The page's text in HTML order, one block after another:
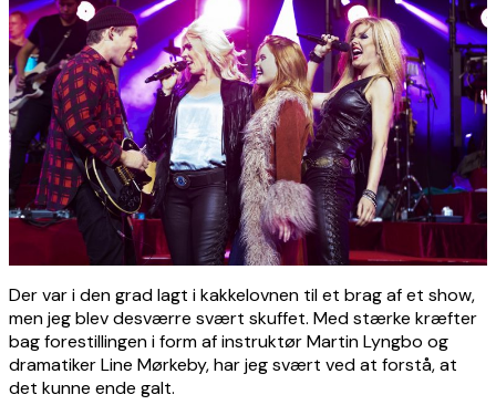
Der var i den grad lagt i kakkelovnen til et brag af et show,
men jeg blev desværre svært skuffet. Med stærke kræfter
bag forestillingen i form af instruktør Martin Lyngbo og
dramatiker Line Mørkeby, har jeg svært ved at forstå, at
det kunne ende galt.